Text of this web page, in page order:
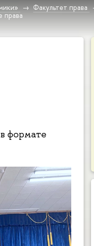
Факультет права
права
формате